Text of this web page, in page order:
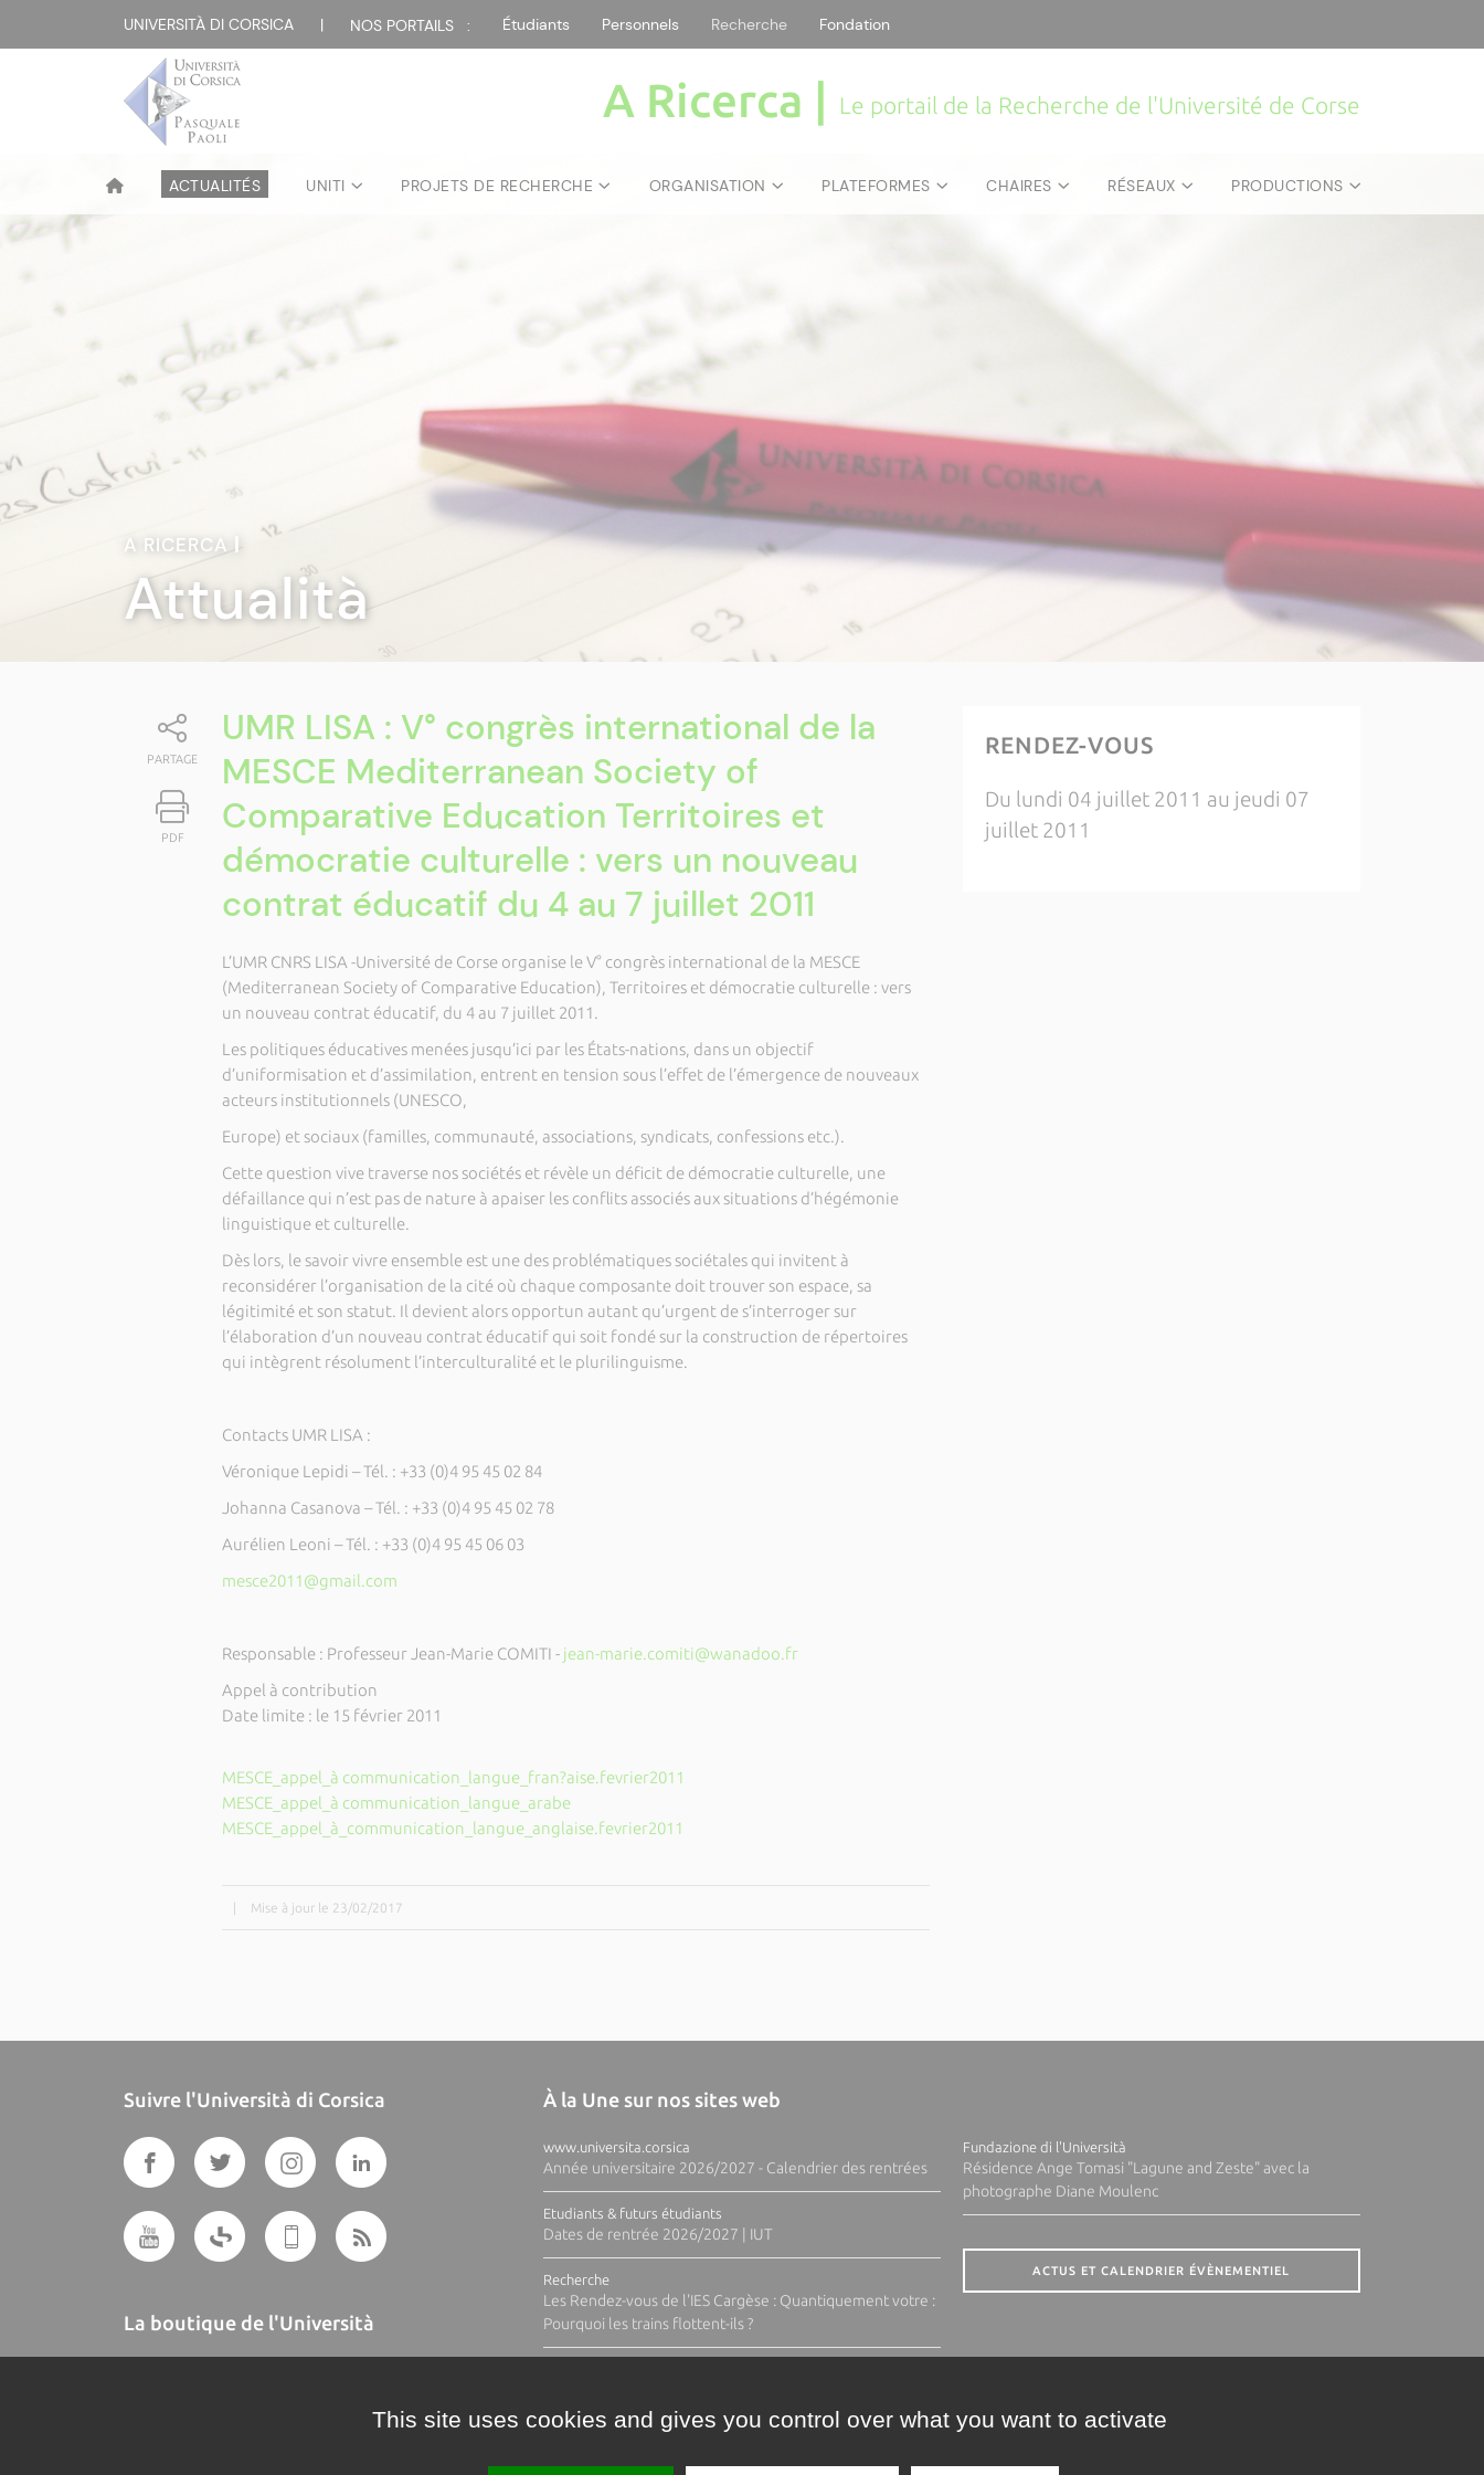
UNIVERSITÀ DI CORSICA | NOS PORTAILS : Étudiants Personnels Recherche Fondation
A Ricerca | Le portail de la Recherche de l'Université de Corse
ACTUALITÉS UNITI PROJETS DE RECHERCHE ORGANISATION PLATEFORMES CHAIRES RÉSEAUX PRODUCTIONS
A RICERCA|
Attualità
PARTAGE
PDF
UMR LISA : V° congrès international de la
MESCE Mediterranean Society of
Comparative Education Territoires et
démocratie culturelle : vers un nouveau
contrat éducatif du 4 au 7 juillet 2011
L’UMR CNRS LISA -Université de Corse organise le V° congrès international de la MESCE
(Mediterranean Society of Comparative Education), Territoires et démocratie culturelle : vers
un nouveau contrat éducatif, du 4 au 7 juillet 2011.
Les politiques éducatives menées jusqu’ici par les États-nations, dans un objectif
d’uniformisation et d’assimilation, entrent en tension sous l’effet de l’émergence de nouveaux
acteurs institutionnels (UNESCO,
Europe) et sociaux (familles, communauté, associations, syndicats, confessions etc.).
Cette question vive traverse nos sociétés et révèle un déficit de démocratie culturelle, une
défaillance qui n’est pas de nature à apaiser les conflits associés aux situations d’hégémonie
linguistique et culturelle.
Dès lors, le savoir vivre ensemble est une des problématiques sociétales qui invitent à
reconsidérer l’organisation de la cité où chaque composante doit trouver son espace, sa
légitimité et son statut. Il devient alors opportun autant qu’urgent de s’interroger sur
l’élaboration d’un nouveau contrat éducatif qui soit fondé sur la construction de répertoires
qui intègrent résolument l’interculturalité et le plurilinguisme.
Contacts UMR LISA :
Véronique Lepidi – Tél. : +33 (0)4 95 45 02 84
Johanna Casanova – Tél. : +33 (0)4 95 45 02 78
Aurélien Leoni – Tél. : +33 (0)4 95 45 06 03
mesce2011@gmail.com
Responsable : Professeur Jean-Marie COMITI - jean-marie.comiti@wanadoo.fr
Appel à contribution
Date limite : le 15 février 2011
MESCE_appel_à communication_langue_fran?aise.fevrier2011
MESCE_appel_à communication_langue_arabe
MESCE_appel_à_communication_langue_anglaise.fevrier2011
Mise à jour le 23/02/2017
RENDEZ-VOUS
Du lundi 04 juillet 2011 au jeudi 07
juillet 2011
Suivre l'Università di Corsica
La boutique de l'Università
À la Une sur nos sites web
www.universita.corsica
Année universitaire 2026/2027 - Calendrier des rentrées
Etudiants & futurs étudiants
Dates de rentrée 2026/2027 | IUT
Recherche
Les Rendez-vous de l'IES Cargèse : Quantiquement votre :
Pourquoi les trains flottent-ils ?
Fundazione di l'Università
Résidence Ange Tomasi "Lagune and Zeste" avec la
photographe Diane Moulenc
ACTUS ET CALENDRIER ÉVÈNEMENTIEL
This site uses cookies and gives you control over what you want to activate